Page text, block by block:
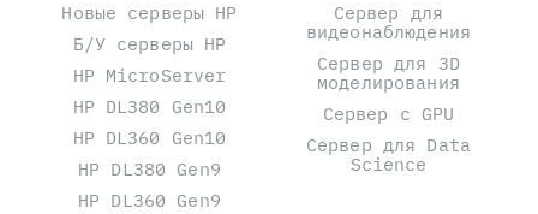
Новые серверы HP
Б/У серверы HP
HP MicroServer
HP DL380 Gen10
HP DL360 Gen10
HP DL380 Gen9
HP DL360 Gen9
Сервер для
видеонаблюдения
Сервер для 3D
моделирования
Сервер с GPU
Сервер для Data
Science